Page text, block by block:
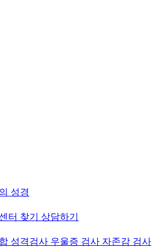
성경
터 찾기 상담하기
성격검사 우울증 검사 자존감 검사